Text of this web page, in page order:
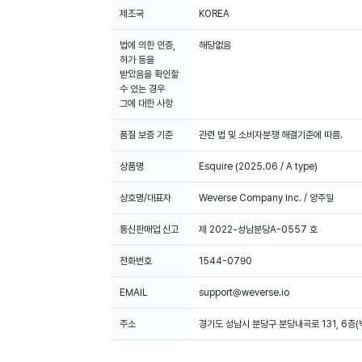
제조국 KOREA
법에 의한 인증,
허가 등을
받았음을 확인할
수 있는 경우
그에 대한 사항
해당없음
품질 보증 기준 관련 법 및 소비자분쟁 해결기준에 따름.
상품명 Esquire (2025.06 / A type)
상호명/대표자 Weverse Company Inc. / 양주일
통신판매업 신고 제 2022-성남분당A-0557 호
전화번호 1544-0790
EMAIL support@weverse.io
주소 경기도 성남시 분당구 분당내곡로 131, 6층(